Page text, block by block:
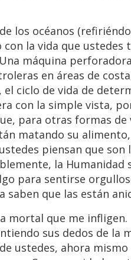
los océanos
la vida que ustedes
máquina
en áreas de costa,
el ciclo de vida de
con la simple vista,
para otras formas
matando su
piensan que
la
para sentirse
saben que las están
mortal que me
sus dedos de la
ustedes, ahora